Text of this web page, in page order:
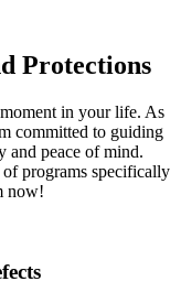
Protections
in your life. As
committed to guiding
and peace of mind.
programs specifically
now!